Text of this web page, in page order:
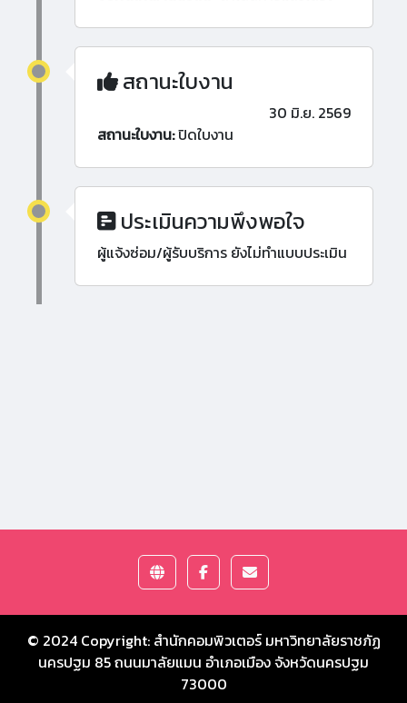
สถานะใบงาน
30 มิ.ย. 2569
สถานะใบงาน:ปิดใบงาน
ประเมินความพึงพอใจ
ผู้แจ้งซ่อม/ผู้รับบริการ ยังไม่ทำแบบประเมิน
© 2024 Copyright: สำนักคอมพิวเตอร์ มหาวิทยาลัยราชภัฏ
นครปฐม 85 ถนนมาลัยแมน อำเภอเมือง จังหวัดนครปฐม
73000